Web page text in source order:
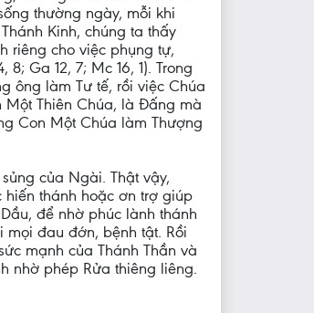
thường ngày, mỗi khi
Kinh, chúng ta thấy
riêng cho việc phụng tự,
Ga 12, 7; Mc 16, 1). Trong
ông làm Tư tế, rồi việc Chúa
Thiên Chúa, là Đấng mà
Con Một Chúa làm Thượng
của Ngài. Thật vậy,
thánh hoặc ơn trợ giúp
để nhờ phúc lành thánh
đau đớn, bệnh tật. Rồi
mạnh của Thánh Thần và
nhờ phép Rửa thiêng liêng.